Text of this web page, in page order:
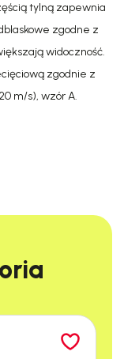
tylną zapewnia
zgodne z
widoczność.
zgodnie z
m/s), wzór A.